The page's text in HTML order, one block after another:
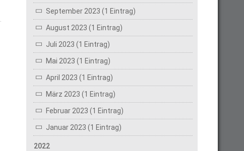
September 2023 (1 Eintrag)
August 2023 (1 Eintrag)
Juli 2023 (1 Eintrag)
Mai 2023 (1 Eintrag)
April 2023 (1 Eintrag)
März 2023 (1 Eintrag)
Februar 2023 (1 Eintrag)
Januar 2023 (1 Eintrag)
2022